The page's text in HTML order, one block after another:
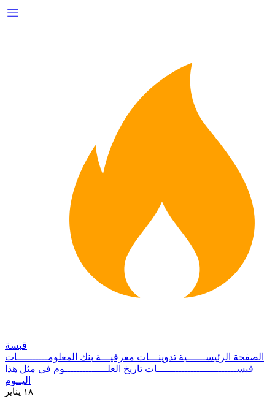
قبسة
الصفحة الرئيســــــية تدوينـــات معرفيـــة بنك المعلومــــــــــات
قبســــــــــــــــــــــــــات تاريخ العلــــــــــــــوم في مثل هذا
اليــوم
١٨ يناير